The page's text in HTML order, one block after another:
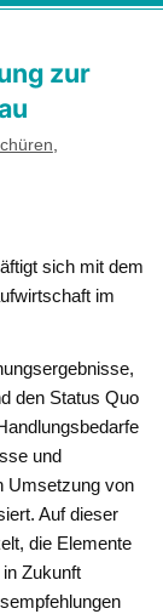
Nord
klimafreundlicher
zur
sich mit dem
im
den Status Quo
und
Umsetzung von
Auf dieser
die Elemente
Zukunft